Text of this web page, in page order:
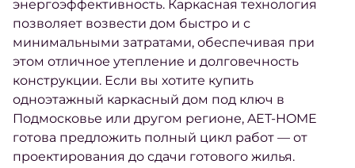
энергоэффективность. Каркасная технология
позволяет возвести дом быстро и с
минимальными затратами, обеспечивая при
этом отличное утепление и долговечность
конструкции. Если вы хотите купить
одноэтажный каркасный дом под ключ в
Подмосковье или другом регионе, AET-HOME
готова предложить полный цикл работ — от
проектирования до сдачи готового жилья.